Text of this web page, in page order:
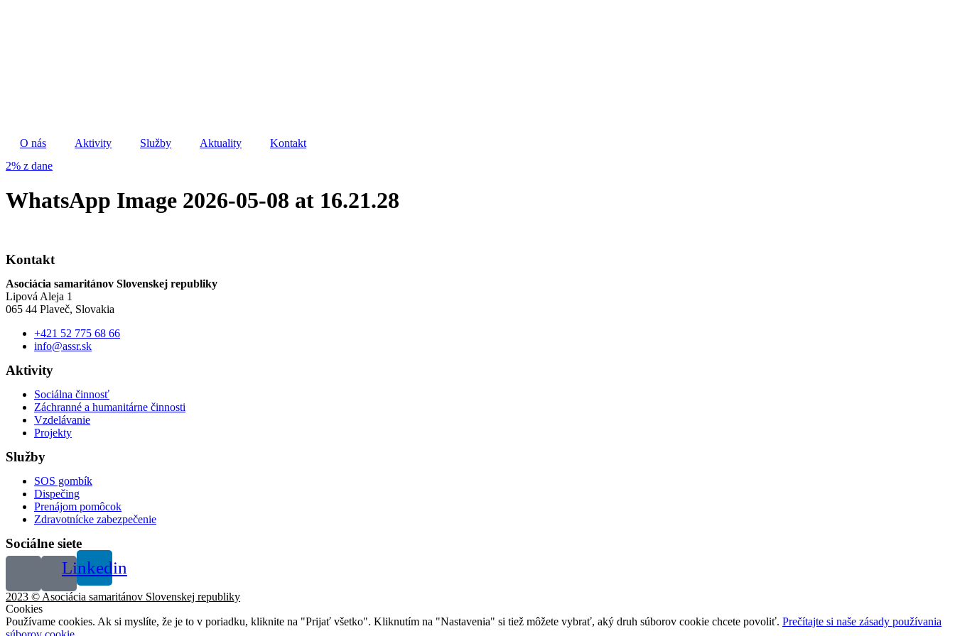
O nás Aktivity Služby Aktuality
Kontakt
2% z dane
WhatsApp Image 2026-05-08 at 16.21.28
Kontakt
Asociácia samaritánov Slovenskej republiky
Lipová Aleja 1
065 44 Plaveč, Slovakia
+421 52 775 68 66
info@assr.sk
Aktivity
Sociálna činnosť
Záchranné a humanitárne činnosti
Vzdelávanie
Projekty
Služby
SOS gombík
Dispečing
Prenájom pomôcok
Zdravotnícke zabezpečenie
Sociálne siete
Linkedin
2023 © Asociácia samaritánov Slovenskej republiky
Cookies
Používame cookies. Ak si myslíte, že je to v poriadku, kliknite na "Prijať všetko". Kliknutím na "Nastavenia" si tiež môžete vybrať, aký druh súborov cookie chcete povoliť. Prečítajte si naše zásady používania